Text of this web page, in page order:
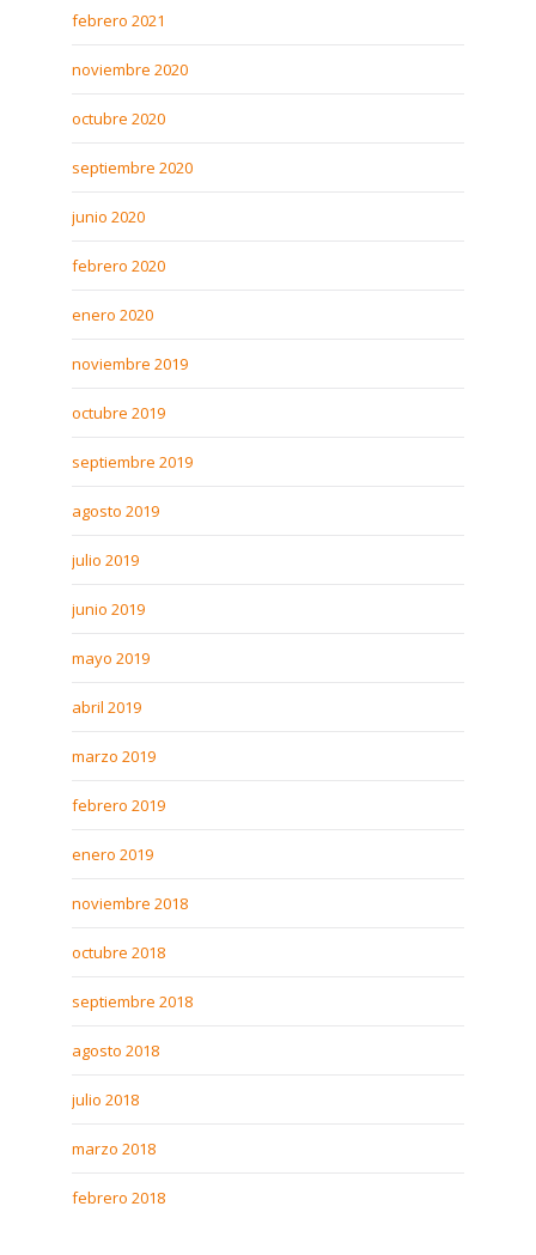
febrero 2021
noviembre 2020
octubre 2020
septiembre 2020
junio 2020
febrero 2020
enero 2020
noviembre 2019
octubre 2019
septiembre 2019
agosto 2019
julio 2019
junio 2019
mayo 2019
abril 2019
marzo 2019
febrero 2019
enero 2019
noviembre 2018
octubre 2018
septiembre 2018
agosto 2018
julio 2018
marzo 2018
febrero 2018